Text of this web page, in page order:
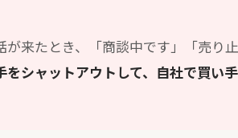
来たとき、「商談中です」「売り
をシャットアウトして、自社で買い